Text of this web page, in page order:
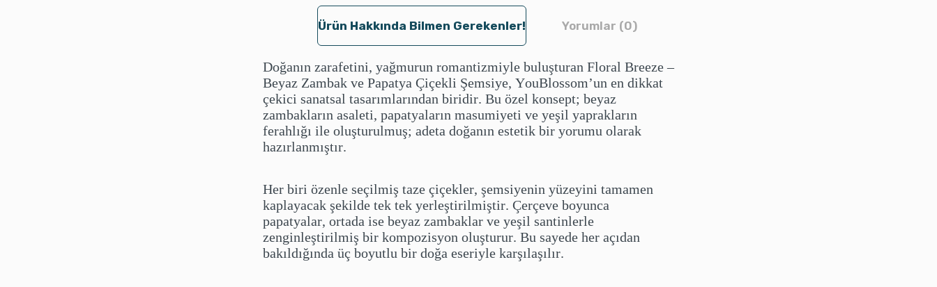
Ürün Hakkında Bilmen Gerekenler! Yorumlar (0)
Doğanın zarafetini, yağmurun romantizmiyle buluşturan Floral Breeze –
Beyaz Zambak ve Papatya Çiçekli Şemsiye, YouBlossom’un en dikkat
çekici sanatsal tasarımlarından biridir. Bu özel konsept; beyaz
zambakların asaleti, papatyaların masumiyeti ve yeşil yaprakların
ferahlığı ile oluşturulmuş; adeta doğanın estetik bir yorumu olarak
hazırlanmıştır.
Her biri özenle seçilmiş taze çiçekler, şemsiyenin yüzeyini tamamen
kaplayacak şekilde tek tek yerleştirilmiştir. Çerçeve boyunca
papatyalar, ortada ise beyaz zambaklar ve yeşil santinlerle
zenginleştirilmiş bir kompozisyon oluşturur. Bu sayede her açıdan
bakıldığında üç boyutlu bir doğa eseriyle karşılaşılır.